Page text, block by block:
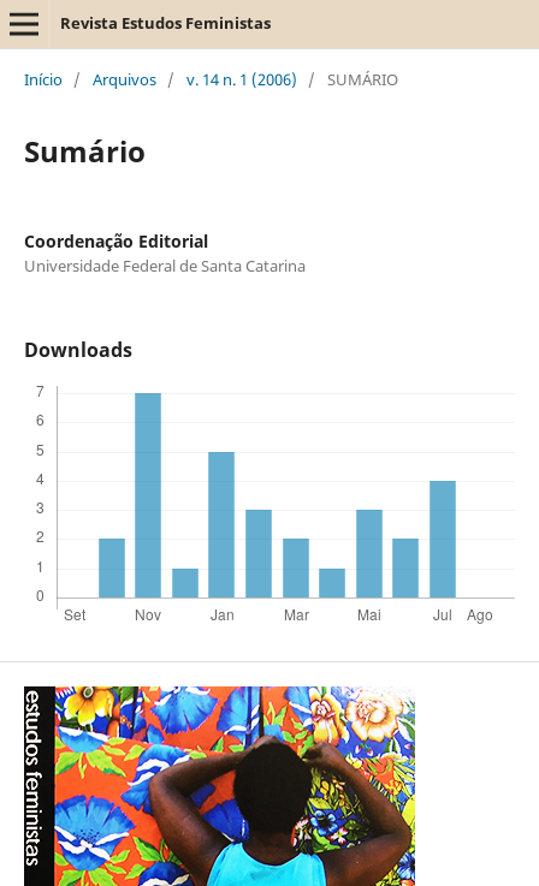
Revista Estudos Feministas
Início / Arquivos / v. 14 n. 1 (2006) / SUMÁRIO
Sumário
Coordenação Editorial
Universidade Federal de Santa Catarina
Downloads